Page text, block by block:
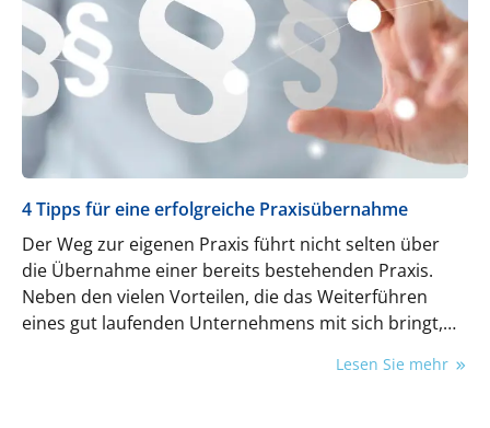
4 Tipps für eine erfolgreiche Praxisübernahme
Der Weg zur eigenen Praxis führt nicht selten über
die Übernahme einer bereits bestehenden Praxis.
Neben den vielen Vorteilen, die das Weiterführen
eines gut laufenden Unternehmens mit sich bringt,
Lesen Sie mehr